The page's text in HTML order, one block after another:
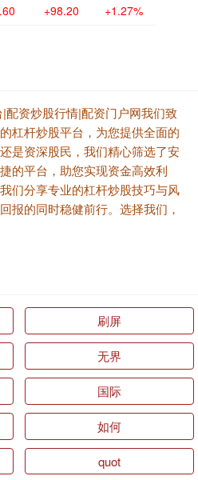
+98.20 +1.27%
配资炒股行情|配资门户网我们致
杠杆炒股平台，为您提供全面的
是资深股民，我们精心筛选了安
的平台，助您实现资金高效利
们分享专业的杠杆炒股技巧与风
报的同时稳健前行。选择我们，
刷屏
无界
国际
如何
quot